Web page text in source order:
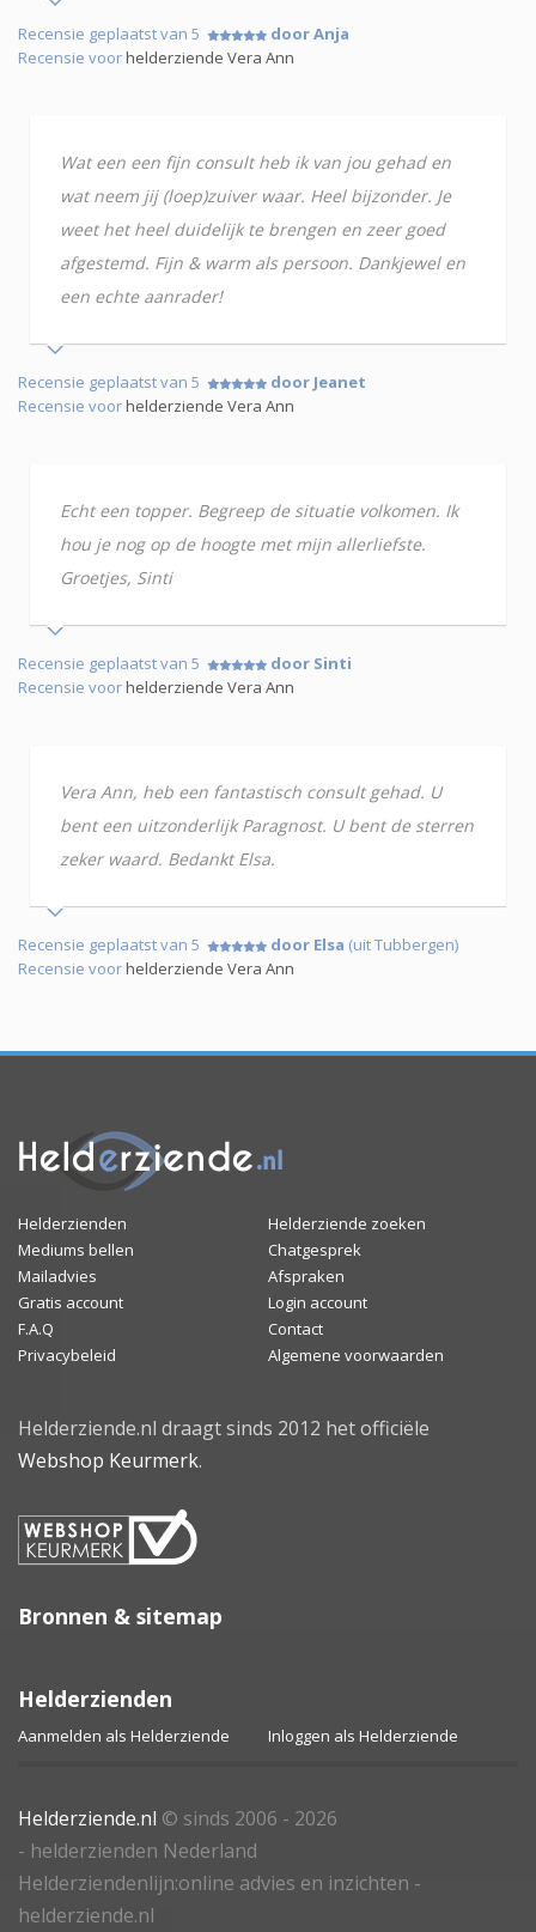
Recensie geplaatst van 5
door Anja
Recensie voorhelderziende Vera Ann
Wat een een fijn consult heb ik van jou gehad en
wat neem jij (loep)zuiver waar. Heel bijzonder. Je
weet het heel duidelijk te brengen en zeer goed
afgestemd. Fijn & warm als persoon. Dankjewel en
een echte aanrader!
Recensie geplaatst van 5
door Jeanet
Recensie voorhelderziende Vera Ann
Echt een topper. Begreep de situatie volkomen. Ik
hou je nog op de hoogte met mijn allerliefste.
Groetjes, Sinti
Recensie geplaatst van 5
door Sinti
Recensie voorhelderziende Vera Ann
Vera Ann, heb een fantastisch consult gehad. U
bent een uitzonderlijk Paragnost. U bent de sterren
zeker waard. Bedankt Elsa.
Recensie geplaatst van 5 door Elsa (uit Tubbergen)
Recensie voorhelderziende Vera Ann
Helderzienden
Helderziende zoeken
Mediums bellen
Chatgesprek
Mailadvies
Afspraken
Gratis account
Login account
F.A.Q
Contact
Privacybeleid
Algemene voorwaarden
Helderziende.nl draagt sinds 2012 het officiële
Webshop Keurmerk.
Bronnen & sitemap
Helderzienden
Aanmelden als Helderziende Inloggen als Helderziende
Helderziende.nl © sinds 2006 - 2026
- helderzienden Nederland
Helderziendenlijn:online advies en inzichten -
helderziende.nl